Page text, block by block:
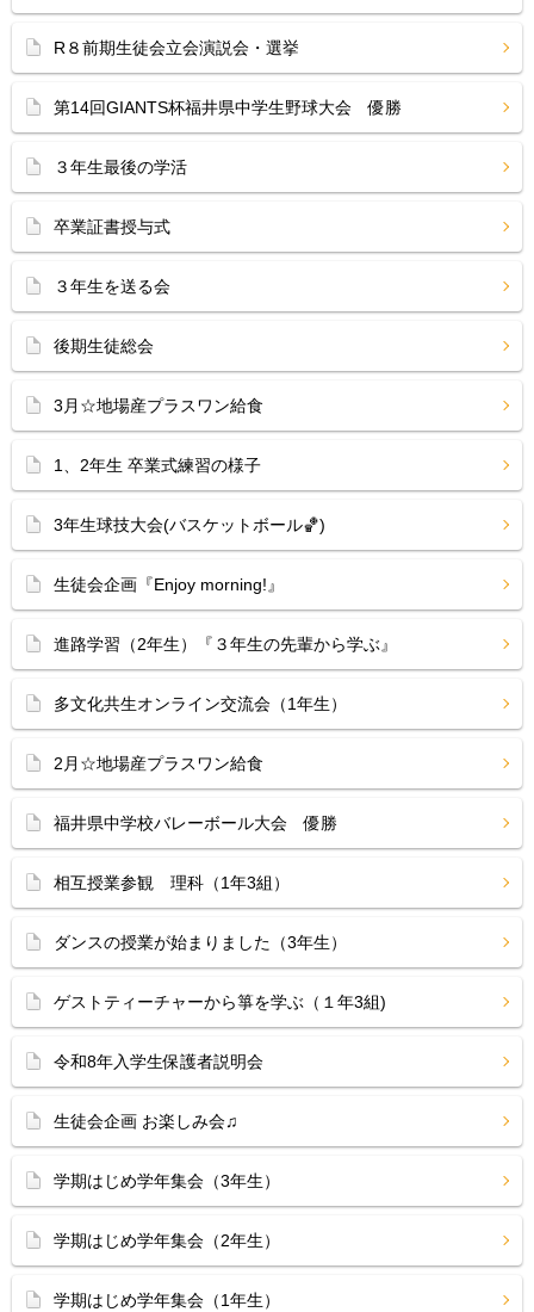
R８前期生徒会立会演説会・選挙
第14回GIANTS杯福井県中学生野球大会 優勝
３年生最後の学活
卒業証書授与式
３年生を送る会
後期生徒総会
3月☆地場産プラスワン給食
1、2年生 卒業式練習の様子
3年生球技大会(バスケットボール🏀)
生徒会企画『Enjoy morning!』
進路学習（2年生）『３年生の先輩から学ぶ』
多文化共生オンライン交流会（1年生）
2月☆地場産プラスワン給食
福井県中学校バレーボール大会 優勝
相互授業参観 理科（1年3組）
ダンスの授業が始まりました（3年生）
ゲストティーチャーから箏を学ぶ（１年3組)
令和8年入学生保護者説明会
生徒会企画 お楽しみ会♫
学期はじめ学年集会（3年生）
学期はじめ学年集会（2年生）
学期はじめ学年集会（1年生）